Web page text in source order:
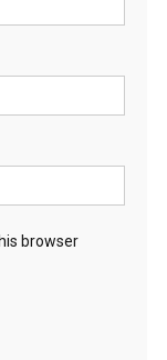
browser